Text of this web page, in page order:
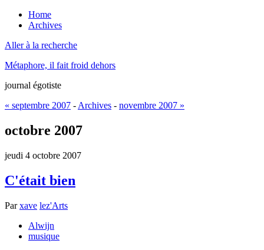
Home
Archives
Aller à la recherche
Métaphore, il fait froid dehors
journal égotiste
« septembre 2007 - Archives - novembre 2007 »
octobre 2007
jeudi 4 octobre 2007
C'était bien
Parxave lez'Arts
Alwijn
musique